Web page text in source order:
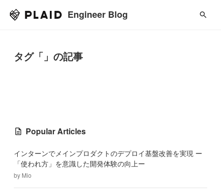
Engineer Blog
タグ「」の記事
Popular Articles
インターンでメインプロダクトのデプロイ基盤改善を実現 ー
「使われ方」を意識した開発体験の向上ー
by Mio